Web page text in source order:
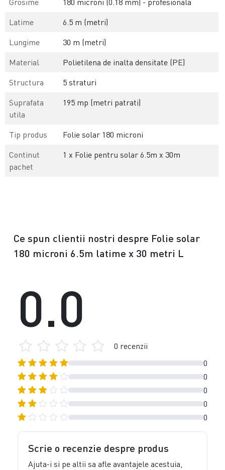
Grosime
180 microni (0.18 mm) - profesionala
Latime
6.5 m (metri)
Lungime
30 m (metri)
Material
Polietilena de inalta densitate (PE)
Structura
5 straturi
Suprafata
utila
195 mp (metri patrati)
Tip produs
Folie solar 180 microni
Continut
pachet
1 x Folie pentru solar 6.5m x 30m
Ce spun clientii nostri despre Folie solar
180 microni 6.5m latime x 30 metri L
0
0
0
0
0
0.0
0 recenzii
Scrie o recenzie despre produs
Ajuta-i si pe altii sa afle avantajele acestuia,